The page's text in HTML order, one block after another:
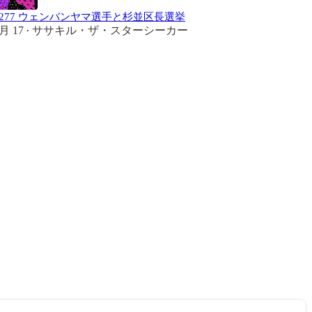
ウェンバンヤマ選手と杉並区長選挙
17 • ササキル・ザ・スターシーカー